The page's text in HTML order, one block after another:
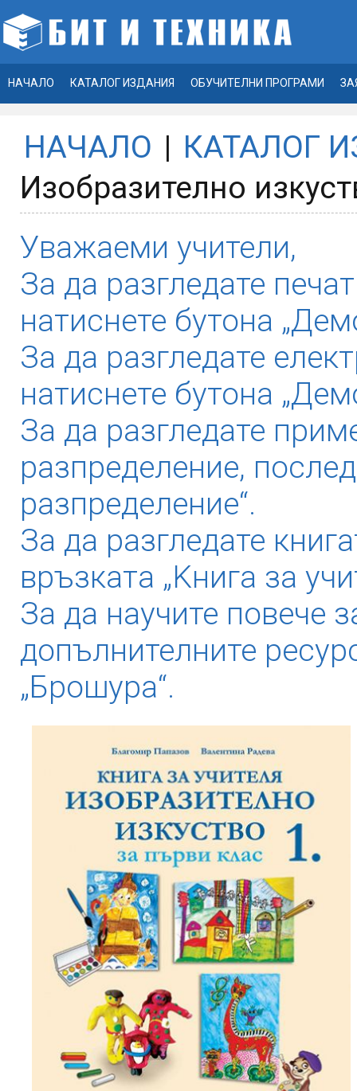
НАЧАЛО КАТАЛОГ ИЗДАНИЯ ОБУЧИТЕЛНИ ПРОГРАМИ
НАЧАЛО | КАТАЛОГ
Изобразително
Уважаеми учители,
За да разгледате
натиснете бутона
За да разгледате
натиснете бутона
За да разгледате
разпределение,
разпределение“.
За да разгледате
връзката „Kнига за
За да научите повече
допълнителните
„Брошура“.